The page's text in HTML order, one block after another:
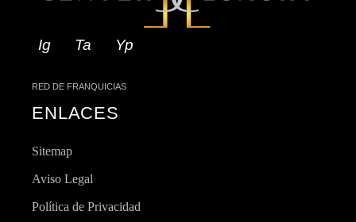
Ig Ta Yp
RED DE FRANQUICIAS
ENLACES
Sitemap
Aviso Legal
Política de Privacidad